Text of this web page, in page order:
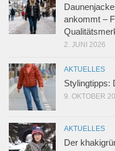
ankommt –
2. JUNI 2026
AKTUELLES
Stylingtipps:
9. OKTOBER
AKTUELLES
Der